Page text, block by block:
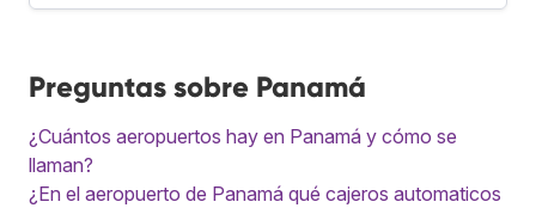
Preguntas sobre Panamá
¿Cuántos aeropuertos hay en Panamá y cómo se
llaman?
¿En el aeropuerto de Panamá qué cajeros automaticos